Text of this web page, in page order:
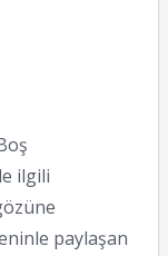
ilgili
paylaşan